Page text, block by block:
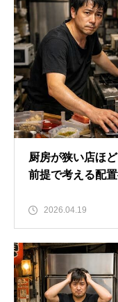
厨房が狭い店ほ
前提で考える配
2026.04.19